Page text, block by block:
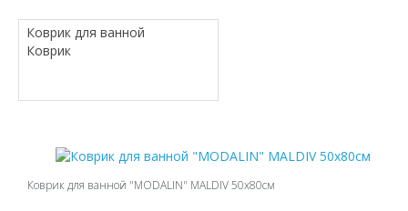
Коврик для ванной "MODALIN" MALDIV 50х80см